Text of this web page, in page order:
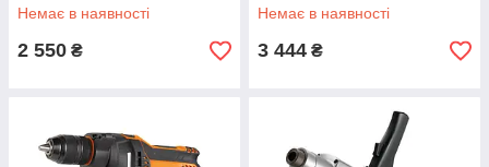
Немає в наявності
2 550 ₴
Немає в наявності
3 444 ₴